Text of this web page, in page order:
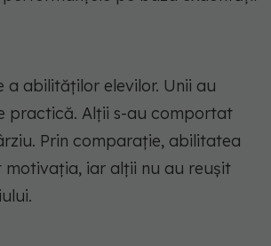
abilităților elevilor. Unii au
practică. Alții s-au comportat
Prin comparație, abilitatea
motivația, iar alții nu au reușit